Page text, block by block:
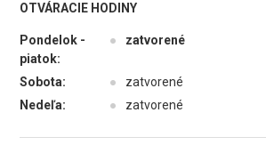
OTVÁRACIE HODINY
Pondelok -
piatok:
● zatvorené
Sobota: ●
zatvorené
Nedeľa:
● zatvorené